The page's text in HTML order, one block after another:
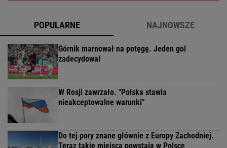
POPULARNE NAJNOWSZE
Górnik marnował na potęgę. Jeden gol
zadecydował
W Rosji zawrzało. "Polska stawia
nieakceptowalne warunki"
Do tej pory znane głównie z Europy Zachodniej.
Teraz takie miejsca powstają w Polsce